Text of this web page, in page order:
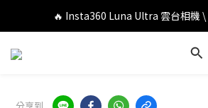
🔥 DJI OSMO POCKET 4P 口袋相機
🔥 Insta360 Luna Ultra 雲台相機 \
🔥 Insta360 GO Ultra Hello Kitty 聯名限